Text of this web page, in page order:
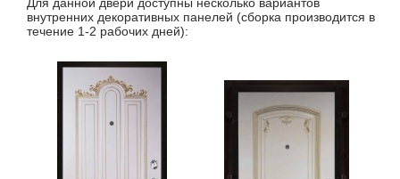
внутренних декоративных панелей (сборка производится в
течение 1-2 рабочих дней):